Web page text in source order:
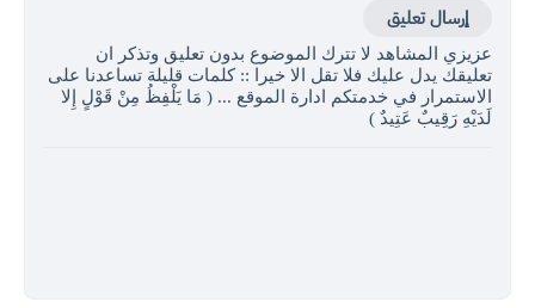
إرسال تعليق
عزيزي المشاهد لا تترك الموضوع بدون تعليق وتذكر ان
تعليقك يدل عليك فلا تقل الا خيرا :: كلمات قليلة تساعدنا على
الاستمرار في خدمتكم ادارة الموقع ... ( مَا يَلْفِظُ مِنْ قَوْلٍ إِلا
لَدَيْهِ رَقِيبٌ عَتِيدٌ )